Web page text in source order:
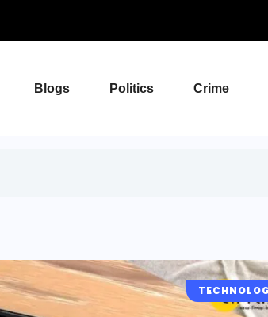
Blogs Politics Crime